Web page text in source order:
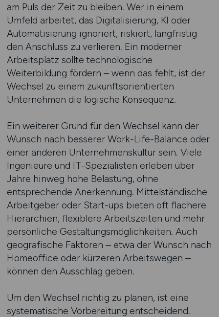
am Puls der Zeit zu bleiben. Wer in einem
Umfeld arbeitet, das Digitalisierung, KI oder
Automatisierung ignoriert, riskiert, langfristig
den Anschluss zu verlieren. Ein moderner
Arbeitsplatz sollte technologische
Weiterbildung fördern – wenn das fehlt, ist der
Wechsel zu einem zukunftsorientierten
Unternehmen die logische Konsequenz.
Ein weiterer Grund für den Wechsel kann der
Wunsch nach besserer Work-Life-Balance oder
einer anderen Unternehmenskultur sein. Viele
Ingenieure und IT-Spezialisten erleben über
Jahre hinweg hohe Belastung, ohne
entsprechende Anerkennung. Mittelständische
Arbeitgeber oder Start-ups bieten oft flachere
Hierarchien, flexiblere Arbeitszeiten und mehr
persönliche Gestaltungsmöglichkeiten. Auch
geografische Faktoren – etwa der Wunsch nach
Homeoffice oder kürzeren Arbeitswegen –
können den Ausschlag geben.
Um den Wechsel richtig zu planen, ist eine
systematische Vorbereitung entscheidend.